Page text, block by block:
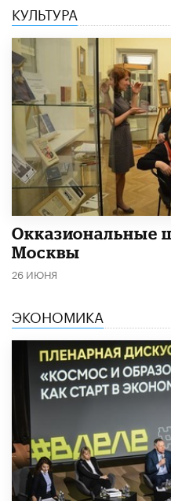
КУЛЬТУРА
​Окказиональные
Москвы
26 ИЮНЯ
ЭКОНОМИКА